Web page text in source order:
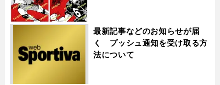
最新記事などのお知らせが届
く プッシュ通知を受け取る方
法について